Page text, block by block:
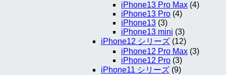
iPhone13 Pro Max (4)
iPhone13 Pro (4)
iPhone13 (3)
iPhone13 mini (3)
iPhone12 シリーズ (12)
iPhone12 Pro Max (3)
iPhone12 Pro (3)
iPhone11 シリーズ (9)